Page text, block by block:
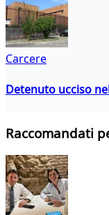
Carcere
Detenuto ucciso
Raccomandati